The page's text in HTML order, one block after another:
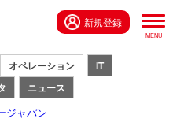
新規登録
オペレーション
IT
ニュース
ジャパン